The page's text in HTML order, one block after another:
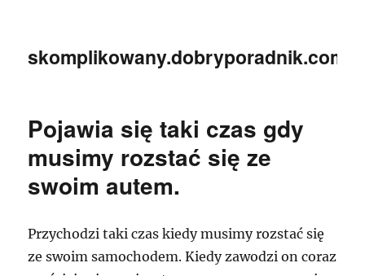
Pojawia się taki czas gdy
musimy rozstać się ze
swoim autem.
Przychodzi taki czas kiedy musimy rozstać się
ze swoim samochodem. Kiedy zawodzi on coraz